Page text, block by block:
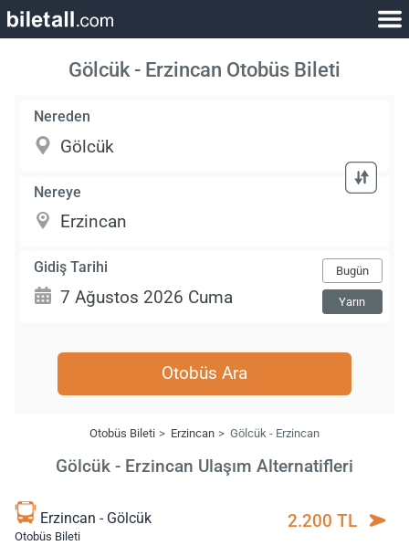
Gölcük - Erzincan Otobüs Bileti
Nereden
Nereye
Gidiş Tarihi Bugün
Yarın
Otobüs Ara
Otobüs Bileti Erzincan Gölcük - Erzincan
Gölcük - Erzincan Ulaşım Alternatifleri
Erzincan - Gölcük
Otobüs Bileti
2.200 TL